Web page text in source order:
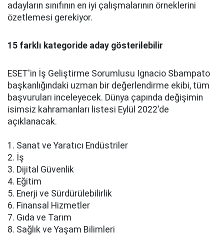
adayların sınıfının en iyi çalışmalarının örneklerini
özetlemesi gerekiyor.
15 farklı kategoride aday gösterilebilir
ESET'in İş Geliştirme Sorumlusu Ignacio Sbampato
başkanlığındaki uzman bir değerlendirme ekibi, tüm
başvuruları inceleyecek. Dünya çapında değişimin
isimsiz kahramanları listesi Eylül 2022'de
açıklanacak.
1. Sanat ve Yaratıcı Endüstriler
2. İş
3. Dijital Güvenlik
4. Eğitim
5. Enerji ve Sürdürülebilirlik
6. Finansal Hizmetler
7. Gıda ve Tarım
8. Sağlık ve Yaşam Bilimleri